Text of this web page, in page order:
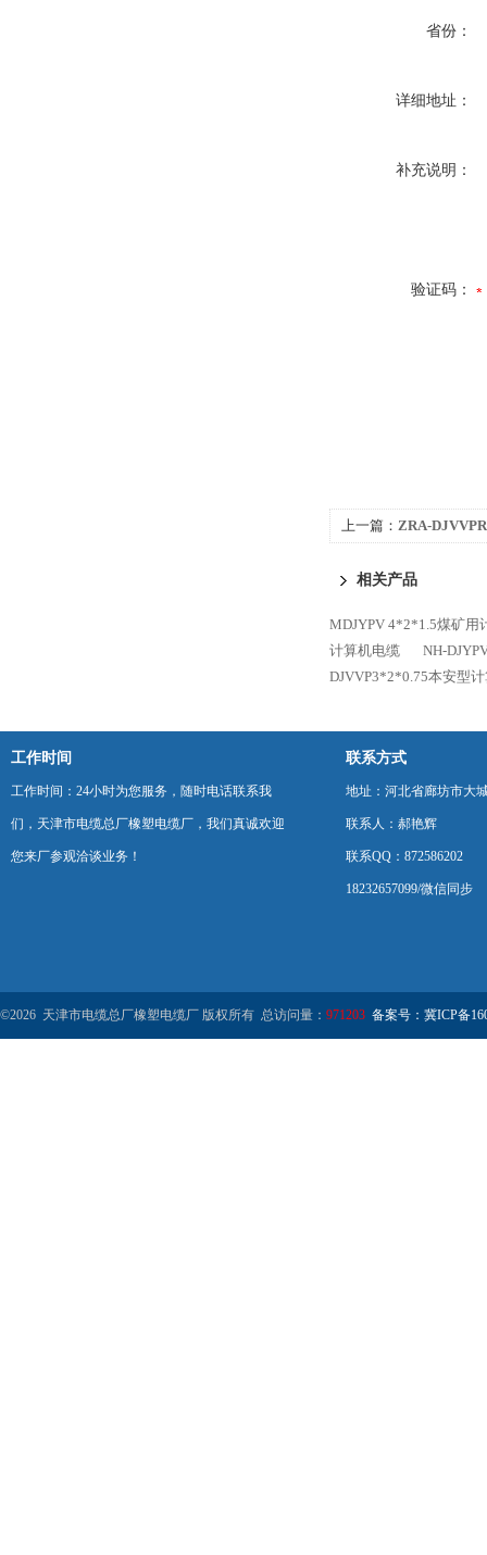
省份：
详细地址：
补充说明：
验证码：
上一篇： ZRA-
相关产品
MDJYPV 4*2*1.5煤矿用
计算机电缆
NH-
DJVVP3*2*0.75本安型
工作时间
工作时间：24小时为您服务，随时电话联系我
们，天津市电缆总厂橡塑电缆厂，我们真诚欢迎
您来厂参观洽谈业务！
联系方式
地址：河北省廊坊市大
联系人：郝艳辉
联系QQ：872586202
18232657099/微信同步
©2026 天津市电缆总厂橡塑电缆厂 版权所有 总访问量： 971203 备案号：冀ICP备